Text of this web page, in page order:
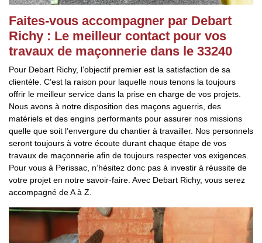
Faites-vous accompagner par Debart
Richy : Le meilleur contact pour vos
travaux de maçonnerie dans le 33240
Pour Debart Richy, l’objectif premier est la satisfaction de sa
clientèle. C’est la raison pour laquelle nous tenons la toujours
offrir le meilleur service dans la prise en charge de vos projets.
Nous avons à notre disposition des maçons aguerris, des
matériels et des engins performants pour assurer nos missions
quelle que soit l’envergure du chantier à travailler. Nos personnels
seront toujours à votre écoute durant chaque étape de vos
travaux de maçonnerie afin de toujours respecter vos exigences.
Pour vous à Perissac, n’hésitez donc pas à investir à réussite de
votre projet en notre savoir-faire. Avec Debart Richy, vous serez
accompagné de A à Z.